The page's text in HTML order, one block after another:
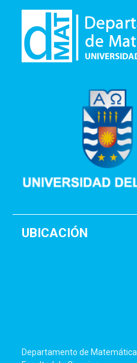
UBICACIÓN
Departamento de Matemática